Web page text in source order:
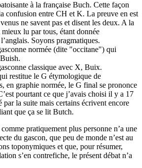
à la française Buch. Cette façon
confusion entre CH et K. La preuve en est
ne savent pas et disent les deux. A la
lu par tous, étant donnée
Soyons pragmatiques.
normée (dite "occitane") qui
classique avec X, Buix.
restitue le G étymologique de
en graphie normée, le G final se prononce
pourtant ce que j’avais choisi il y a 17
par la suite mais certains écrivent encore
que ça se lit Butch.
pratiquement plus personne n’a une
du gascon, que peu de monde n’est au
toponymiques et que, pour résumer,
s’en contrefiche, le présent débat n’a